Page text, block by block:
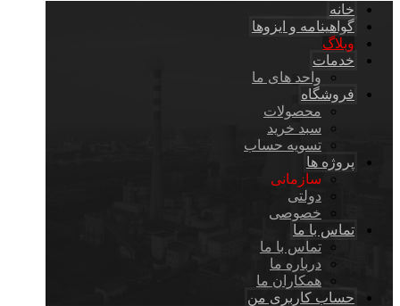
خانه
گواهینامه و ایزوها
وبلاگ
خدمات
واحد های ما
فروشگاه
محصولات
سبد خرید
تسویه حساب
پروژه ها
سازمانی
دولتی
خصوصی
تماس با ما
تماس با ما
درباره ما
همکاران ما
حساب کاربری من